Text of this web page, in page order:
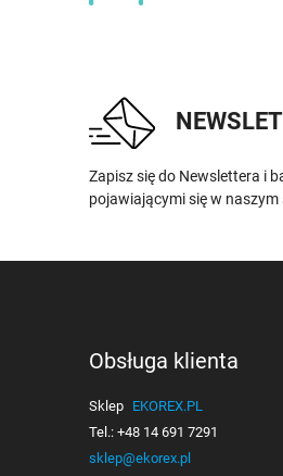
Zapisz się do Newslettera i
pojawiającymi się w naszym
Obsługa klienta
Sklep EKOREX.PL
Tel.: +48 14 691 7291
sklep@ekorex.pl